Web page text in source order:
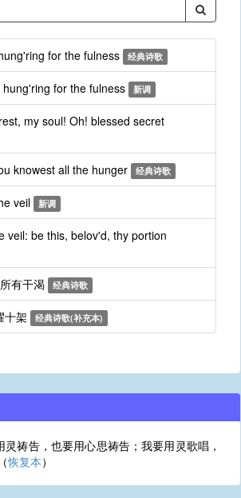
for the fulness 经典诗歌
for the fulness 新调
my soul! Oh! blessed secret
knowest all the hunger 经典诗歌
veil 新调
veil: be this, belov'd, thy portion
有干渴 经典诗歌
十架 经典诗歌(补充本)
祷告，也要用心思祷告；我要用灵歌唱，
恢复本）